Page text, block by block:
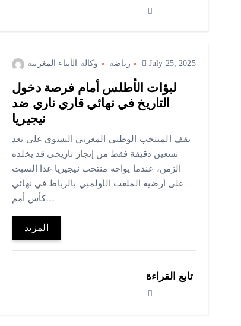
وكالة الأنباء المغربية رياضة July 25, 2025
لبؤات الأطلس أمام فرصة دخول
التاريخ في نهائي قاري ناري ضد
نيجيريا
يقف المنتخب الوطني المغربي النسوي على بعد
تسعين دقيقة فقط من إنجاز تاريخي قد يخلده
الزمن، عندما يواجه منتخب نيجيريا غدا السبت
على أرضية الملعب الأولمبي بالرباط في نهائي
كأس أمم…
المزيد
تابع القراءة